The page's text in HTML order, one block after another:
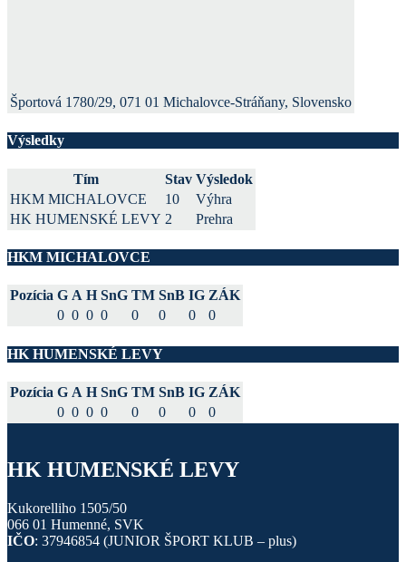
Športová 1780/29, 071 01 Michalovce-Stráňany, Slovensko
Výsledky
Tím Stav Výsledok
HKM MICHALOVCE
10
Výhra
HK HUMENSKÉ LEVY 2 Prehra
HKM MICHALOVCE
Pozícia G A H SnG TM SnB IG ZÁK
0 0 0 0 0 0 0 0
HK HUMENSKÉ LEVY
Pozícia G A H SnG TM SnB IG ZÁK
0 0 0 0 0 0 0 0
HK HUMENSKÉ LEVY
Kukorelliho 1505/50
066 01 Humenné, SVK
IČO: 37946854 (JUNIOR ŠPORT KLUB – plus)